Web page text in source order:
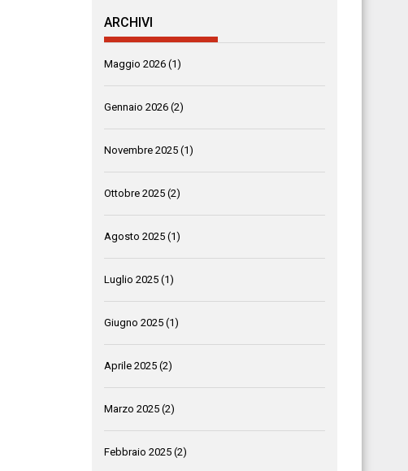
ARCHIVI
Maggio 2026 (1)
Gennaio 2026 (2)
Novembre 2025 (1)
Ottobre 2025 (2)
Agosto 2025 (1)
Luglio 2025 (1)
Giugno 2025 (1)
Aprile 2025 (2)
Marzo 2025 (2)
Febbraio 2025 (2)